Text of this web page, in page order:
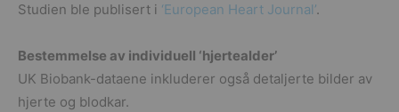
Studien ble publisert i ‘European Heart Journal’.
Bestemmelse av individuell ‘hjertealder’
UK Biobank-dataene inkluderer også detaljerte bilder av
hjerte og blodkar.